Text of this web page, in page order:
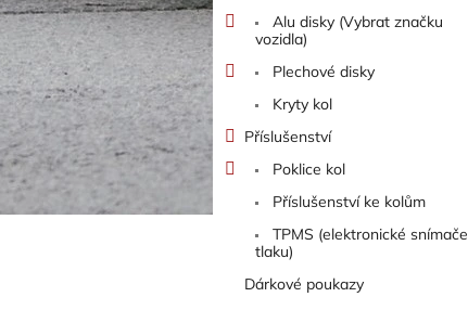
Alu disky (Vybrat značku
vozidla)
Plechové disky
Kryty kol
Příslušenství
Poklice kol
Příslušenství ke kolům
TPMS (elektronické snímače
tlaku)
Dárkové poukazy